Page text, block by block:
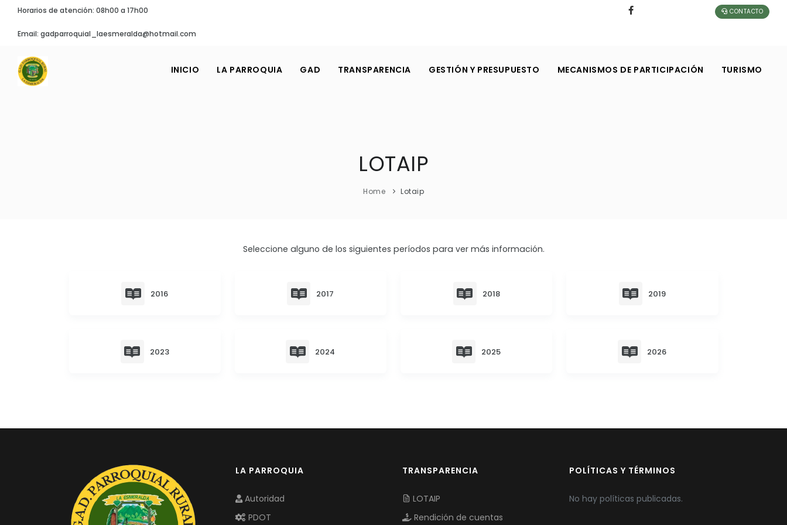
Horarios de atención: 08h00 a 17h00
Email: gadparroquial_laesmeralda@hotmail.com
CONTACTO
INICIO LA PARROQUIA GAD TRANSPARENCIA GESTIÓN Y PRESUPUESTO MECANISMOS DE PARTICIPACIÓN TURISMO
LOTAIP
Home Lotaip
Seleccione alguno de los siguientes períodos para ver más información.
2016 2017 2018 2019
2023 2024 2025 2026
LA PARROQUIA
Autoridad
PDOT
TRANSPARENCIA
LOTAIP
Rendición de cuentas
POLÍTICAS Y TÉRMINOS
No hay políticas publicadas.